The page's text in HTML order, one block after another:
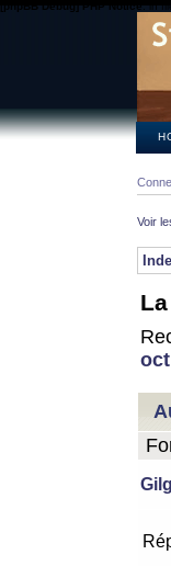
[phpBB Debug] PHP Notice: in
Voir
oct